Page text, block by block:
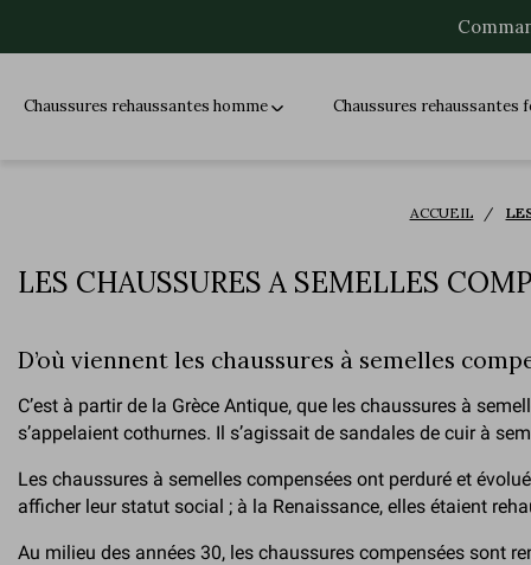
Chaussures rehaussantes homme Chaussures rehaussantes
ACCUEIL
LES CHAUSSURES A SEMELLES
D’où viennent les chaussures à semelles
C’est à partir de la Grèce Antique, que les chaussures à
s’appelaient cothurnes. Il s’agissait de sandales de cuir à
Les chaussures à semelles compensées ont perduré et
afficher leur statut social ; à la Renaissance, elles étaient
Au milieu des années 30, les chaussures compensées sont